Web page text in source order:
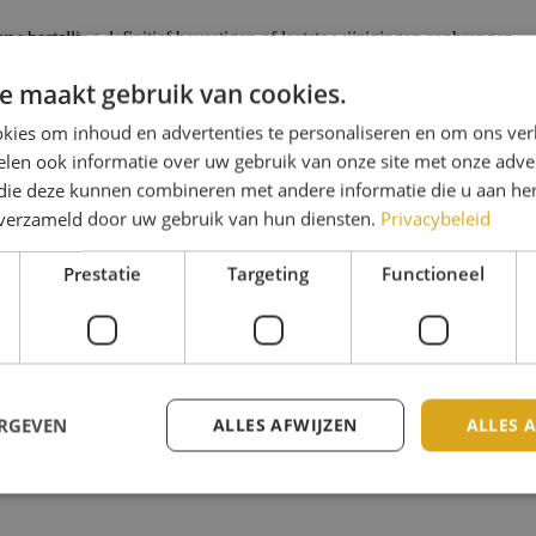
bestelling definitief bevestigen of laatste wijzigingen aanbrengen.
wij over gaan tot verwerking van uw order.
niet correct ingevuld e-mailadres. Controleer nogmaals de e-
spambox/ongewenste e-mail.
ons verwerkt en verzonden. Wanneer u meerdere
dagen. U kunt de openstaande orders ook annuleren via uw account.
maakt gebruik van cookies.
om inhoud en advertenties te personaliseren en om ons
ook informatie over uw gebruik van onze site met onze
deze kunnen combineren met andere informatie die u aan
door uw gebruik van hun diensten. Privacybeleid
Prestatie Targeting
Functioneel
ALLES
ALLES AFWIJZEN